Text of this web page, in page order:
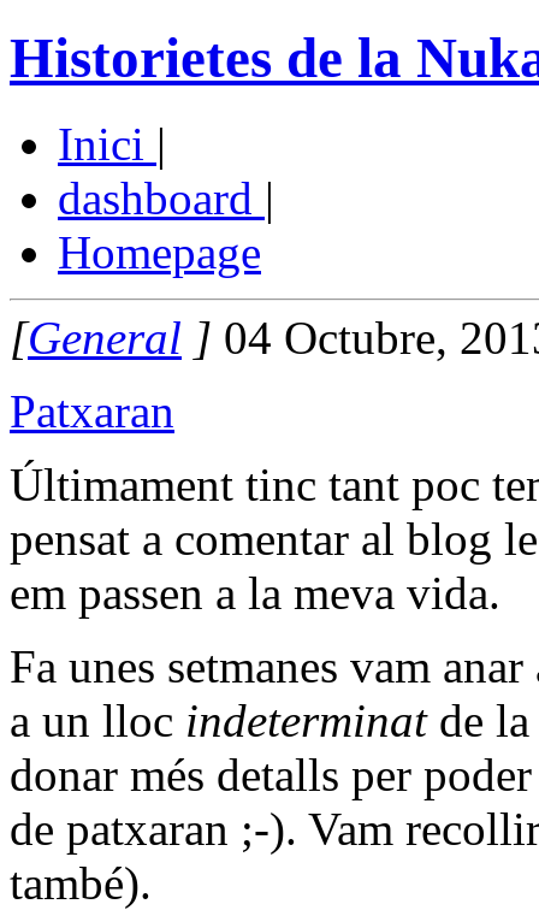
Historietes de la
Inici |
dashboard |
Homepage
[General ] 04 Octubre,
Patxaran
Últimament tinc tant poc
pensat a comentar al blog
em passen a la meva vida.
Fa unes setmanes vam
a un lloc indeterminatde la
donar més detalls per
de patxaran ;-). Vam
també).